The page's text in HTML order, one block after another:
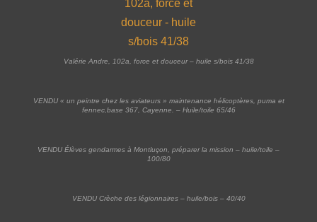
Valérie Andre, 102a, force et douceur – huile s/bois 41/38
VENDU « un peintre chez les aviateurs » maintenance hélicoptères, puma et
fennec,base 367, Cayenne. – Huile/toile 65/46
VENDU Élèves gendarmes à Montluçon, préparer la mission – huile/toile –
100/80
VENDU Crèche des légionnaires – huile/bois – 40/40